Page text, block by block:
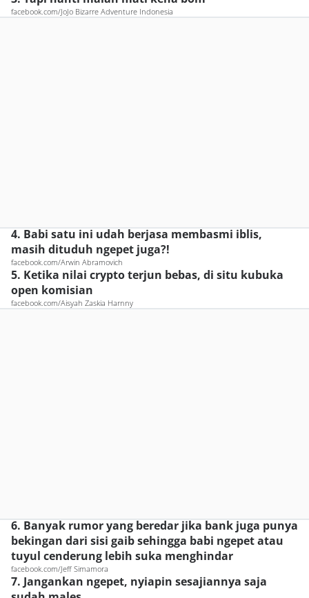
facebook.com/JoJo Bizarre Adventure Indonesia
4. Babi satu ini udah berjasa membasmi iblis,
masih dituduh ngepet juga?!
facebook.com/Arwin Abramovich
5. Ketika nilai crypto terjun bebas, di situ kubuka
open komisian
facebook.com/Aisyah Zaskia Harnny
6. Banyak rumor yang beredar jika bank juga punya
bekingan dari sisi gaib sehingga babi ngepet atau
tuyul cenderung lebih suka menghindar
facebook.com/Jeff Simamora
7. Jangankan ngepet, nyiapin sesajiannya saja